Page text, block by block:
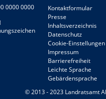
0000 0000
Kontaktformular
Presse
Inhaltsverzeichnis
Datenschutz
Cookie-Einstellungen
Impressum
Barrierefreiheit
Leichte Sprache
Gebärdensprache
© 2013 - 2023 Landratsamt